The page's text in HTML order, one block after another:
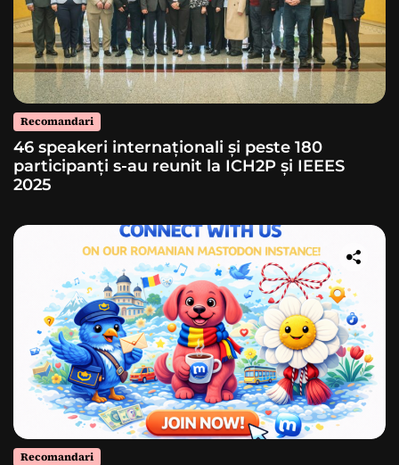
Recomandari
46 speakeri internaționali și peste 180
participanți s-au reunit la ICH2P și IEEES
2025
Recomandari